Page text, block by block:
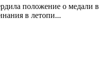
положение о медали в
в летопи...